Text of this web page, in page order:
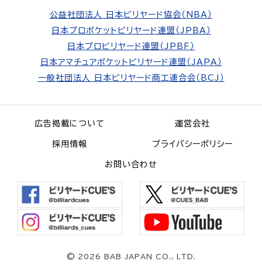
公益社団法人 日本ビリヤード協会（NBA）
日本プロポケットビリヤード連盟（JPBA）
日本プロビリヤード連盟（JPBF）
日本アマチュアポケットビリヤード連盟（JAPA）
一般社団法人 日本ビリヤード商工連合会（BCJ）
広告掲載について 運営会社
採用情報 プライバシーポリシー
お問い合わせ
© 2026 BAB JAPAN CO., LTD.